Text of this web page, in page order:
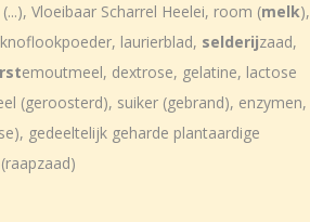
Vloeibaar Scharrel Heelei, room (melk),
laurierblad, selderijzaad,
emoutmeel, dextrose, gelatine, lactose
(geroosterd), suiker (gebrand), enzymen,
gedeeltelijk geharde plantaardige